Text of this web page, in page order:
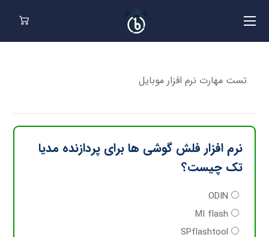
تست مهارت نرم افزار موبایل
نرم افزار فلش گوشی ها برای پردازنده مدیا
تک چیست؟